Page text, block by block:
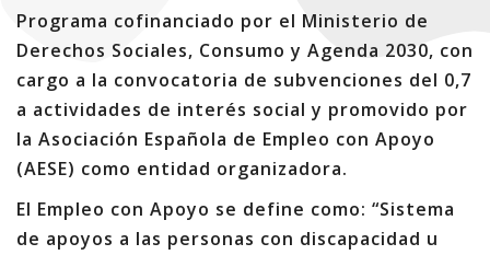
Programa cofinanciado por el Ministerio de
Derechos Sociales, Consumo y Agenda 2030, con
cargo a la convocatoria de subvenciones del 0,7
a actividades de interés social y promovido por
la Asociación Española de Empleo con Apoyo
(AESE) como entidad organizadora.
El Empleo con Apoyo se define como: “Sistema
de apoyos a las personas con discapacidad u